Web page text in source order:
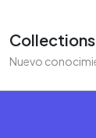
Collections
Nuevo